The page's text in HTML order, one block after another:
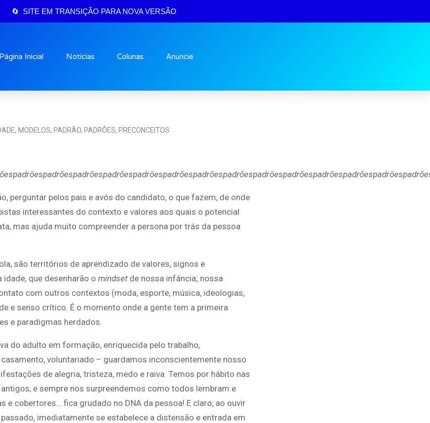
🔄 SITE EM TRANSIÇÃO PARA NOVA VERSÃO
Página Inicial Notícias Colunas Anuncie
, MODELOS, PADRÃO, PADRÕES, PRECONCEITOS
perguntar pelos pais e avós do candidato, o que fazem, de onde
interessantes do contexto e valores aos quais o potencial
mas ajuda muito compreender a persona por trás da pessoa
são territórios de aprendizado de valores, signos e
que desenharão o mindset de nossa infância; nossa
com outros contextos (moda, esporte, música, ideologias,
e senso crítico. É o momento onde a gente tem a primeira
e paradigmas herdados.
do adulto em formação, enriquecida pelo trabalho,
voluntariado – guardamos inconscientemente nosso
de alegria, tristeza, medo e raiva. Temos por hábito nas
e sempre nos surpreendemos como todos lembram e
e cobertores… fica grudado no DNA da pessoa! E claro, ao ouvir
imediatamente se estabelece a distensão e entrada em